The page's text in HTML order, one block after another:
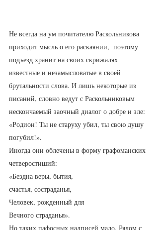
Не всегда на ум почитателю Раскольникова
приходит мысль о его раскаянии,  поэтому
подъезд хранит на своих скрижалях
известные и незамысловатые в своей
брутальности слова. И лишь некоторые из
писаний, словно ведут с Раскольниковым
нескончаемый заочный диалог о добре и зле:
«Родион! Ты не старуху убил, ты свою душу
погубил!».
Иногда они облечены в форму графоманских
четверостиший:
«Бездна веры, бытия,
счастья, состраданья,
Человек, рожденный для
Вечного страданья».
Но таких пафосных надписей мало. Рядом с